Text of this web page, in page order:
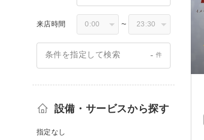
来店時間 〜
条件を指定して検索 - 件
設備・サービスから探す
指定なし